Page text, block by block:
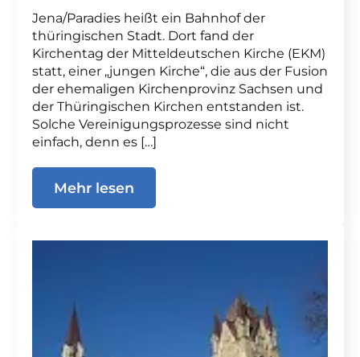
Jena/Paradies heißt ein Bahnhof der
thüringischen Stadt. Dort fand der
Kirchentag der Mitteldeutschen Kirche (EKM)
statt, einer „jungen Kirche“, die aus der Fusion
der ehemaligen Kirchenprovinz Sachsen und
der Thüringischen Kirchen entstanden ist.
Solche Vereinigungsprozesse sind nicht
einfach, denn es […]
Mehr lesen